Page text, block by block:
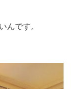
んです。